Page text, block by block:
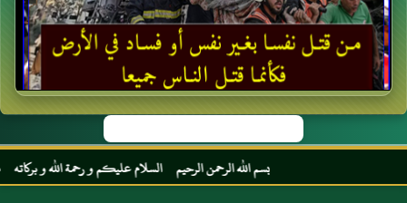
بسم الله الرحمن الرحيم السلام عليكم و رحمة الله و بركاته